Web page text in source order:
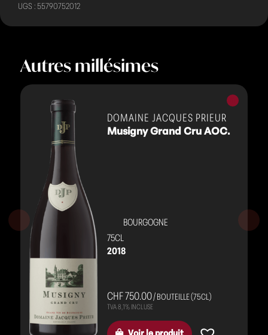
UGS : 55790752012
Autres millésimes
Vins
rouges
DOMAINE JACQUES PRIEUR
Musigny Grand Cru AOC.
BOURGOGNE
75CL
2018
CHF 750.00/ BOUTEILLE (75CL)